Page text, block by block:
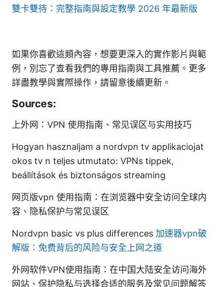
雙卡雙待：完整指南與設定教學 2026 年最新版
如果你喜歡這類內容，想要更深入的實作影片與範
例，別忘了查看我們的專用指南與工具推薦。更多
詳盡教學與實際操作，請留意後續更新。
Sources:
上外网：VPN 使用指南、常见误区与实用技巧
Hogyan hasznaljam a nordvpn tv applikaciojat
okos tv n teljes utmutato: VPNs tippek,
beállítások és biztonságos streaming
网页版vpn 使用指南：在浏览器中安全访问全球内
容、隐私保护与常见误区
Nordvpn basic vs plus differences 加速器vpn破
解版：免费背后的风险与安全上网之道
外网软件VPN使用指南：在中国大陆安全访问海外
网站、保护隐私与选择合适的服务及常见问题解答